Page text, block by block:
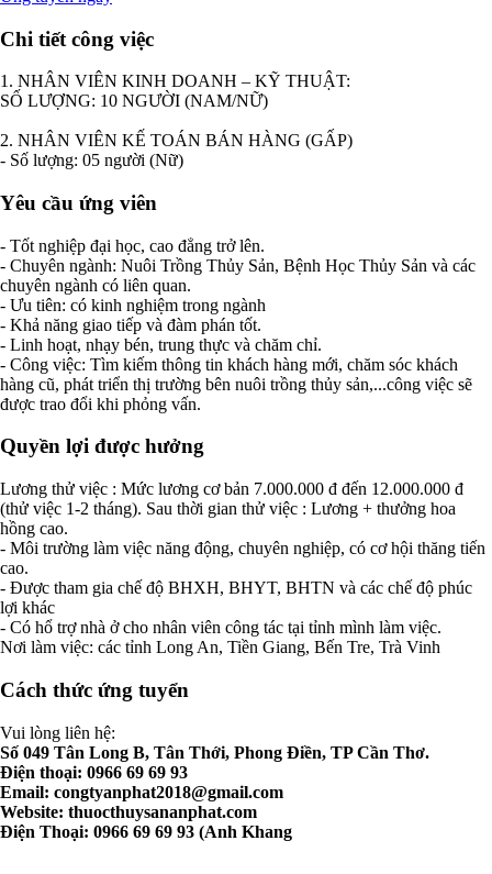
Chi tiết công việc
1. NHÂN VIÊN KINH DOANH – KỸ THUẬT:
SỐ LƯỢNG: 10 NGƯỜI (NAM/NỮ)
2. NHÂN VIÊN KẾ TOÁN BÁN HÀNG (GẤP)
- Số lượng: 05 người (Nữ)
Yêu cầu ứng viên
- Tốt nghiệp đại học, cao đẳng trở lên.
- Chuyên ngành: Nuôi Trồng Thủy Sản, Bệnh Học Thủy Sản và các
chuyên ngành có liên quan.
- Ưu tiên: có kinh nghiệm trong ngành
- Khả năng giao tiếp và đàm phán tốt.
- Linh hoạt, nhạy bén, trung thực và chăm chỉ.
- Công việc: Tìm kiếm thông tin khách hàng mới, chăm sóc khách
hàng cũ, phát triển thị trường bên nuôi trồng thủy sản,...công việc sẽ
được trao đổi khi phỏng vấn.
Quyền lợi được hưởng
Lương thử việc : Mức lương cơ bản 7.000.000 đ đến 12.000.000 đ
(thử việc 1-2 tháng). Sau thời gian thử việc : Lương + thưởng hoa
hồng cao.
- Môi trường làm việc năng động, chuyên nghiệp, có cơ hội thăng tiến
cao.
- Được tham gia chế độ BHXH, BHYT, BHTN và các chế độ phúc
lợi khác
- Có hổ trợ nhà ở cho nhân viên công tác tại tỉnh mình làm việc.
Nơi làm việc: các tỉnh Long An, Tiền Giang, Bến Tre, Trà Vinh
Cách thức ứng tuyển
Vui lòng liên hệ:
Số 049 Tân Long B, Tân Thới, Phong Điền, TP Cần Thơ.
Điện thoại: 0966 69 69 93
Email: congtyanphat2018@gmail.com
Website: thuocthuysananphat.com
Điện Thoại: 0966 69 69 93 (Anh Khang